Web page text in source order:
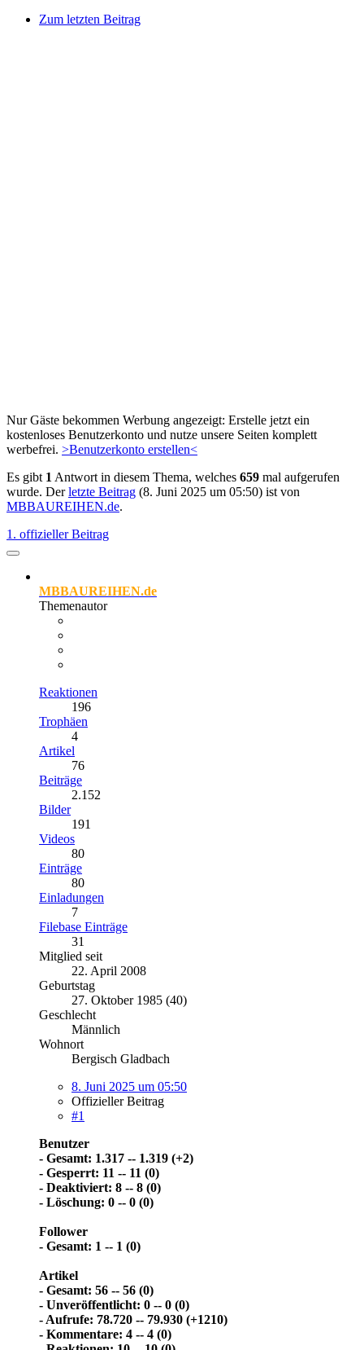
Zum letzten Beitrag
Nur Gäste bekommen Werbung angezeigt: Erstelle jetzt ein
kostenloses Benutzerkonto und nutze unsere Seiten komplett
werbefrei. >Benutzerkonto erstellen<
Es gibt 1 Antwort in diesem Thema, welches 659 mal aufgerufen
wurde. Derletzte Beitrag (8. Juni 2025 um 05:50) ist von
MBBAUREIHEN.de.
1. offizieller Beitrag
MBBAUREIHEN.de
Themenautor
Reaktionen
196
Trophäen
4
Artikel
76
Beiträge
2.152
Bilder
191
Videos
80
Einträge
80
Einladungen
7
Filebase Einträge
31
Mitglied seit
22. April 2008
Geburtstag
27. Oktober 1985 (40)
Geschlecht
Männlich
Wohnort
Bergisch Gladbach
8. Juni 2025 um 05:50
Offizieller Beitrag
#1
Benutzer
- Gesamt: 1.317 -- 1.319 (+2)
- Gesperrt: 11 -- 11 (0)
- Deaktiviert: 8 -- 8 (0)
- Löschung: 0 -- 0 (0)
Follower
- Gesamt: 1 -- 1 (0)
Artikel
- Gesamt: 56 -- 56 (0)
- Unveröffentlicht: 0 -- 0 (0)
- Aufrufe: 78.720 -- 79.930 (+1210)
- Kommentare: 4 -- 4 (0)